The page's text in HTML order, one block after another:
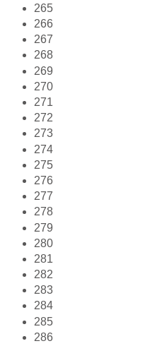
265
266
267
268
269
270
271
272
273
274
275
276
277
278
279
280
281
282
283
284
285
286